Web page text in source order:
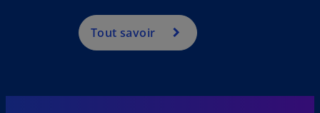
Tout savoir